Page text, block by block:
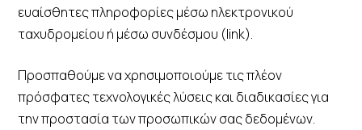
ευαίσθητες πληροφορίες μέσω ηλεκτρονικού
ταχυδρομείου ή μέσω συνδέσμου (link).
Προσπαθούμε να χρησιμοποιούμε τις πλέον
πρόσφατες τεχνολογικές λύσεις και διαδικασίες για
την προστασία των προσωπικών σας δεδομένων.